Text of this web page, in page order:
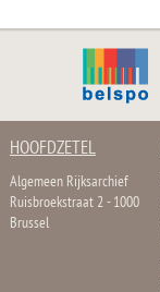
HOOFDZETEL
Algemeen Rijksarchief
Ruisbroekstraat 2 - 1000
Brussel